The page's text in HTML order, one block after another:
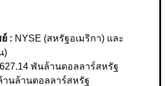
: NYSE (สหรัฐอเมริกา) และ
)
627.14 พันล้านดอลลาร์สหรัฐ
านล้านดอลลาร์สหรัฐ